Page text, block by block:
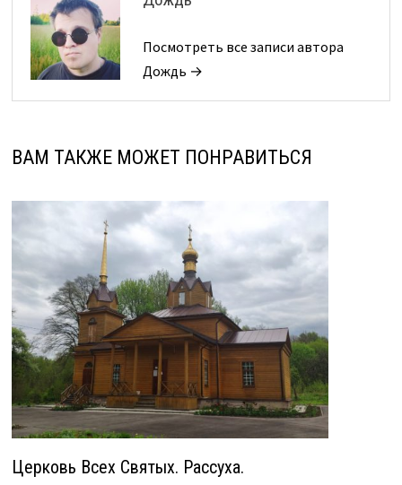
Посмотреть все записи автора
Дождь →
ВАМ ТАКЖЕ МОЖЕТ ПОНРАВИТЬСЯ
Церковь Всех Святых. Рассуха.